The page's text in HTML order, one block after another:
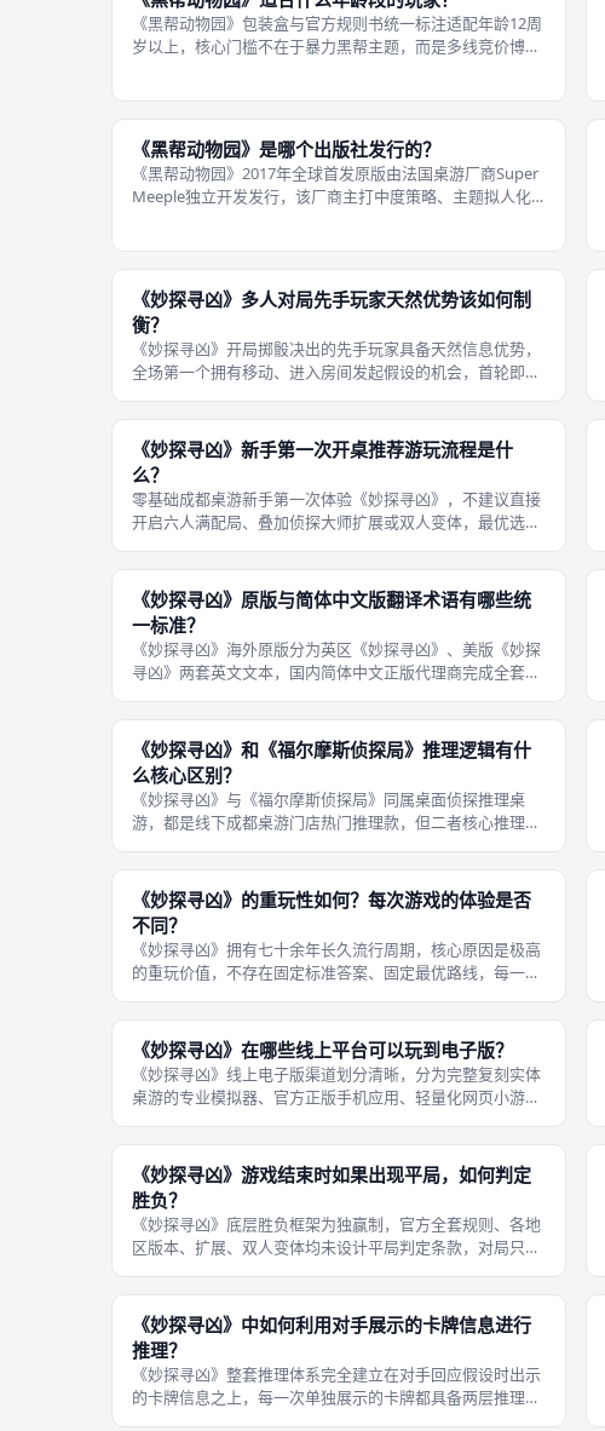
《黑帮动物园》包装盒与官方规则书统一标注适配年龄12周
岁以上，核心门槛不在于暴力黑帮主题，而是多线竞价博
舍、地标势力分数换算机制。主题层面
《黑帮动物园》是哪个出版社发行的？
《黑帮动物园》2017年全球首发原版由法国桌游厂商Super
Meeple独立开发发行，该厂商主打中度策略、主题拟人化
《妙探寻凶》多人对局先手玩家天然优势该如何制
衡？
《妙探寻凶》开局掷骰决出的先手玩家具备天然信息优势，
全场第一个拥有移动、进入房间发起假设的机会，首轮即可
该差距会持续放大，线下成都桌游团建休闲局可使用原版规
则内合规操作制衡先手优势，无需修
《妙探寻凶》新手第一次开桌推荐游玩流程是什
么？
零基础成都桌游新手第一次体验《妙探寻凶》，不建议直接
开启六人满配局、叠加侦探大师扩展或双人变体，最优选择
规则、循序渐进完成完整一局，既能体验核心推理乐趣，又
不会因信息过载混淆操作，完整新手
《妙探寻凶》原版与简体中文版翻译术语有哪些统
一标准？
《妙探寻凶》海外原版分为英区《妙探寻凶》、美版《妙探
寻凶》两套英文文本，国内简体中文正版代理商完成全套术
道具配件专属中文名称，解决早期民间盗版译名混乱、一词
多译的问题，如今所有线下正规成都
《妙探寻凶》和《福尔摩斯侦探局》推理逻辑有什
么核心区别？
《妙探寻凶》与《福尔摩斯侦探局》同属桌面侦探推理桌
游，都是线下成都桌游门店热门推理款，但二者核心推理底
是碎片拼图式硬核逻辑解谜桌游，适配的玩家群体、聚会规
模、游玩时长、动脑维度差距明显，很
《妙探寻凶》的重玩性如何？每次游戏的体验是否
不同？
《妙探寻凶》拥有七十余年长久流行周期，核心原因是极高
的重玩价值，不存在固定标准答案、固定最优路线，每一局
同一批固定成都桌游玩家连续多日开桌，每一局推理逻辑、
胜负走向都完全不同，无重复乏味的
《妙探寻凶》在哪些线上平台可以玩到电子版？
《妙探寻凶》线上电子版渠道划分清晰，分为完整复刻实体
桌游的专业模拟器、官方正版手机应用、轻量化网页小游戏
下约局时，可按需选择对应平台线上联机练习推理思路，各
平台规则还原、配件完整度、联机门
《妙探寻凶》游戏结束时如果出现平局，如何判定
胜负？
《妙探寻凶》底层胜负框架为独赢制，官方全套规则、各地
区版本、扩展、双人变体均未设计平局判定条款，对局只会
其余全部落败；多名玩家先后猜错指控出局，仅剩最后一名
存活玩家持续推理直至完成正确指控
《妙探寻凶》中如何利用对手展示的卡牌信息进行
推理？
《妙探寻凶》整套推理体系完全建立在对手回应假设时出示
的卡牌信息之上，每一次单独展示的卡牌都具备两层推理价